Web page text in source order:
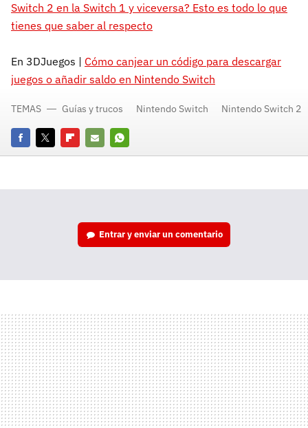
Switch 2 en la Switch 1 y viceversa? Esto es todo lo que
tienes que saber al respecto
En 3DJuegos | Cómo canjear un código para descargar
juegos o añadir saldo en Nintendo Switch
FacebookTwitterFlipboard
E-
Whatsapp
TEMAS Guías y trucos Nintendo Switch Nintendo Switch 2
Entrar y enviar un comentario